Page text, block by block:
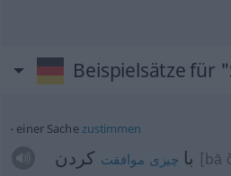
Beispielsätze für
einer Sachezustimmen
با چیزی موافقت كردن [bā